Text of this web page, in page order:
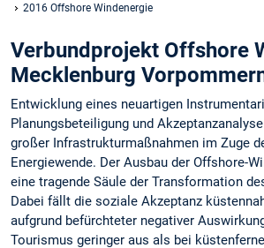
2016 Offshore Windenergie
Verbundprojekt Offshore
Mecklenburg
Entwicklung eines neuartigen
Planungsbeteiligung und
großer Infrastrukturmaßnahmen im Zuge
Energiewende. Der Ausbau der Offshore-
eine tragende Säule der Transformation
Dabei fällt die soziale Akzeptanz
aufgrund befürchteter negativer
Tourismus geringer aus als bei